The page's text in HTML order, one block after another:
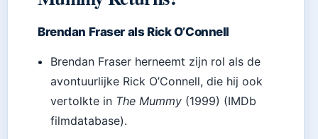
Brendan Fraser als Rick O’Connell
Brendan Fraser herneemt zijn rol als de
avontuurlijke Rick O’Connell, die hij ook
vertolkte in The Mummy (1999) (IMDb
filmdatabase).